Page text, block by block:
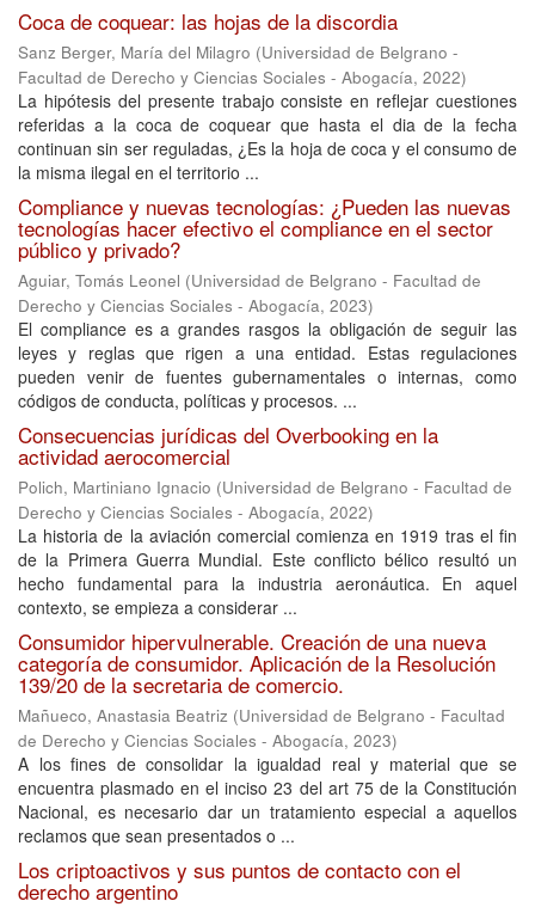
Coca de coquear: las hojas de la discordia
Sanz Berger, María del Milagro (Universidad de Belgrano -
Facultad de Derecho y Ciencias Sociales - Abogacía, 2022)
La hipótesis del presente trabajo consiste en reflejar cuestiones
referidas a la coca de coquear que hasta el dia de la fecha
continuan sin ser reguladas, ¿Es la hoja de coca y el consumo de
la misma ilegal en el territorio ...
Compliance y nuevas tecnologías: ¿Pueden las nuevas
tecnologías hacer efectivo el compliance en el sector
público y privado?
Aguiar, Tomás Leonel (Universidad de Belgrano - Facultad de
Derecho y Ciencias Sociales - Abogacía, 2023)
El compliance es a grandes rasgos la obligación de seguir las
leyes y reglas que rigen a una entidad. Estas regulaciones
pueden venir de fuentes gubernamentales o internas, como
códigos de conducta, políticas y procesos. ...
Consecuencias jurídicas del Overbooking en la
actividad aerocomercial
Polich, Martiniano Ignacio (Universidad de Belgrano - Facultad de
Derecho y Ciencias Sociales - Abogacía, 2022)
La historia de la aviación comercial comienza en 1919 tras el fin
de la Primera Guerra Mundial. Este conflicto bélico resultó un
hecho fundamental para la industria aeronáutica. En aquel
contexto, se empieza a considerar ...
Consumidor hipervulnerable. Creación de una nueva
categoría de consumidor. Aplicación de la Resolución
139/20 de la secretaria de comercio.
Mañueco, Anastasia Beatriz (Universidad de Belgrano - Facultad
de Derecho y Ciencias Sociales - Abogacía, 2023)
A los fines de consolidar la igualdad real y material que se
encuentra plasmado en el inciso 23 del art 75 de la Constitución
Nacional, es necesario dar un tratamiento especial a aquellos
reclamos que sean presentados o ...
Los criptoactivos y sus puntos de contacto con el
derecho argentino